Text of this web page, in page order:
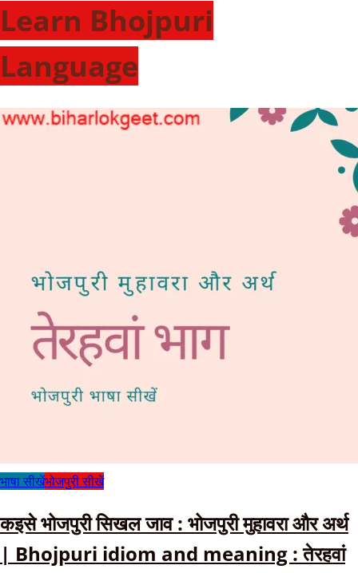
Learn Bhojpuri
Language
भाषा सीखेंभोजपुरी सीखें
कइसे भोजपुरी सिखल जाव : भोजपुरी मुहावरा और अर्थ
| Bhojpuri idiom and meaning : तेरहवां